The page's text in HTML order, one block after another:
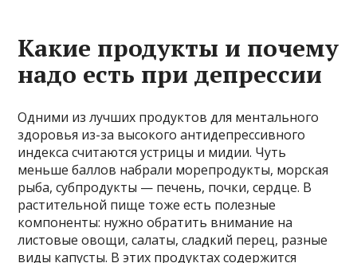
Какие продукты и почему
надо есть при депрессии
Одними из лучших продуктов для ментального
здоровья из-за высокого антидепрессивного
индекса считаются устрицы и мидии. Чуть
меньше баллов набрали морепродукты, морская
рыба, субпродукты — печень, почки, сердце. В
растительной пище тоже есть полезные
компоненты: нужно обратить внимание на
листовые овощи, салаты, сладкий перец, разные
виды капусты. В этих продуктах содержится